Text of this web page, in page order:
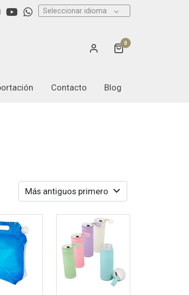
Seleccionar idioma
0
Contacto Blog
Más antiguos primero